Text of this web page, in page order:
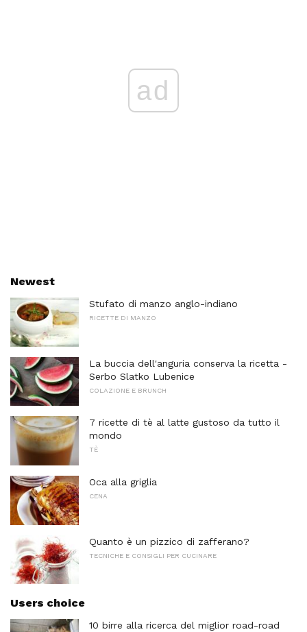
ad
Newest
Stufato di manzo anglo-indiano
RICETTE DI MANZO
La buccia dell'anguria conserva la ricetta -
Serbo Slatko Lubenice
COLAZIONE E BRUNCH
7 ricette di tè al latte gustoso da tutto il
mondo
TÈ
Oca alla griglia
CENA
Quanto è un pizzico di zafferano?
TECNICHE E CONSIGLI PER CUCINARE
Users choice
10 birre alla ricerca del miglior road-road